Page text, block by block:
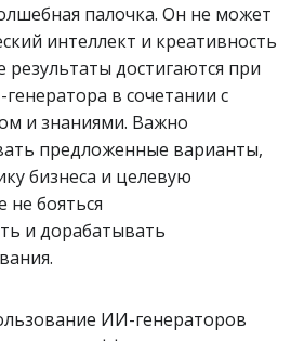
палочка. Он не может
интеллект и креативность
достигаются при
в сочетании с
и знаниями. Важно
предложенные варианты,
бизнеса и целевую
не бояться
и дорабатывать
ИИ-генераторов